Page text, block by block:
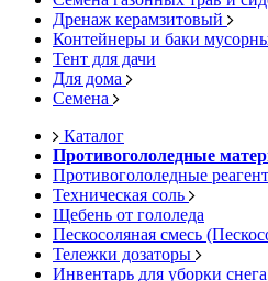
Дренаж керамзитовый
Контейнеры и баки
Тент для дачи
Для дома
Семена
Каталог
Противогололедные
Противогололедные
Техническая соль
Щебень от гололеда
Пескосоляная смесь
Тележки дозаторы
Инвентарь для уборки снега